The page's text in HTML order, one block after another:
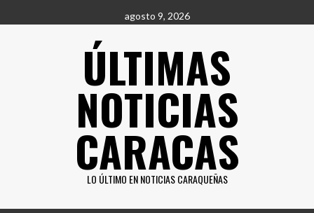
al
agosto 9, 2026
ÚLTIMAS
NOTICIAS
CARACAS
LO ÚLTIMO EN NOTICIAS CARAQUEÑAS